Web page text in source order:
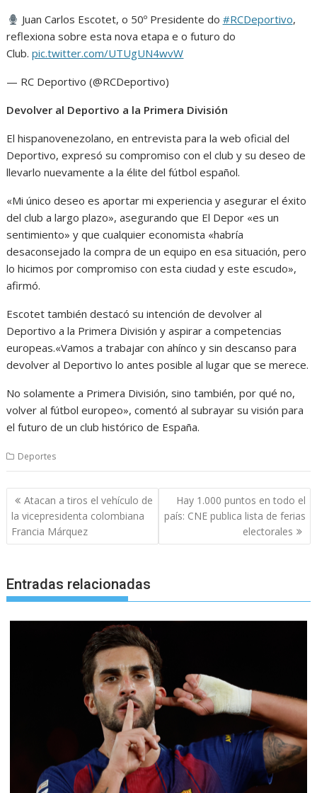
Juan Carlos Escotet, o 50º Presidente do #RCDeportivo,
reflexiona sobre esta nova etapa e o futuro do
Club.pic.twitter.com/UTUgUN4wvW
— RC Deportivo (@RCDeportivo)
Devolver al Deportivo a la Primera División
El hispanovenezolano, en entrevista para la web oficial del
Deportivo, expresó su compromiso con el club y su deseo de
llevarlo nuevamente a la élite del fútbol español.
«Mi único deseo es aportar mi experiencia y asegurar el éxito
del club a largo plazo», asegurando que El Depor «es un
sentimiento» y que cualquier economista «habría
desaconsejado la compra de un equipo en esa situación, pero
lo hicimos por compromiso con esta ciudad y este escudo»,
afirmó.
Escotet también destacó su intención de devolver al
Deportivo a la Primera División y aspirar a competencias
europeas.«Vamos a trabajar con ahínco y sin descanso para
devolver al Deportivo lo antes posible al lugar que se merece.
No solamente a Primera División, sino también, por qué no,
volver al fútbol europeo», comentó al subrayar su visión para
el futuro de un club histórico de España.
Deportes
Navegación
de
entradas
Atacan a tiros el vehículo de
la vicepresidenta colombiana
Francia Márquez
Hay 1.000 puntos en todo el
país: CNE publica lista de ferias
electorales
Entradas relacionadas